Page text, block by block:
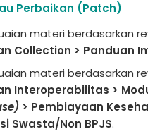
Perbaikan (Patch)
materi berdasarkan
Collection > Panduan
materi berdasarkan
Interoperabilitas >
> Pembiayaan
Swasta/Non BPJS.